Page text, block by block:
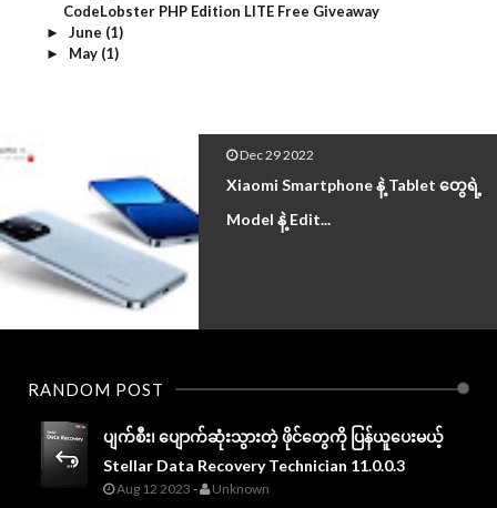
Realme
Specifications
Tutorial Videos
Utilities
Video
Video Editing
Xiaomi
CodeLobster PHP Edition LITE Free Giveaway
► June (1)
► May (1)
Dec 29 2022
Xiaomi Smartphone နဲ့ Tablet တွေရဲ့
Model နဲ့ Edit...
RANDOM POST
ပျက်စီး၊ ပျောက်ဆုံးသွားတဲ့ ဖိုင်တွေကို ပြန်ယူပေးမယ့်
Stellar Data Recovery Technician 11.0.0.3
Aug 12 2023 - Unknown